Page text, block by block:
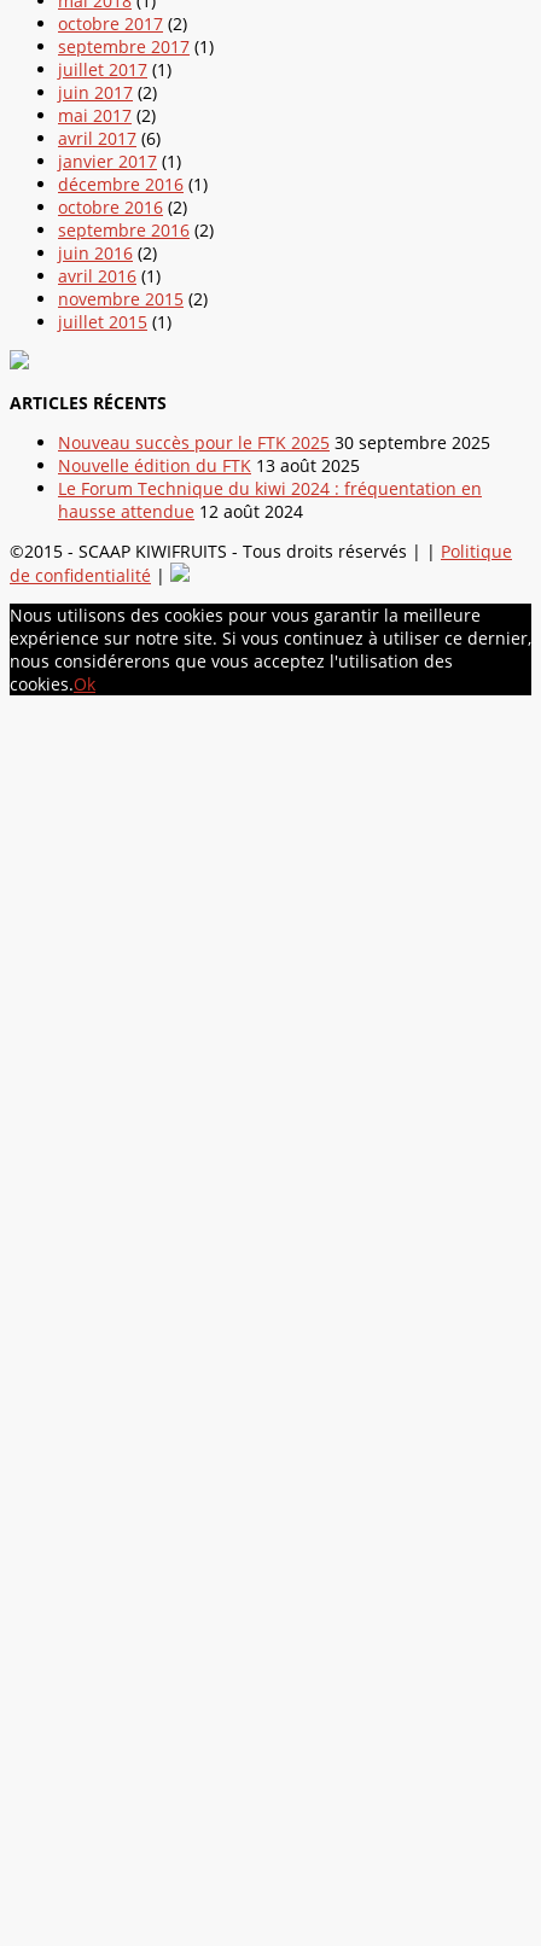
octobre 2017 (2)
septembre 2017 (1)
juillet 2017 (1)
juin 2017 (2)
mai 2017 (2)
avril 2017 (6)
janvier 2017 (1)
décembre 2016 (1)
octobre 2016 (2)
septembre 2016 (2)
juin 2016 (2)
avril 2016 (1)
novembre 2015 (2)
juillet 2015 (1)
ARTICLES RÉCENTS
Nouveau succès pour le FTK 2025 30 septembre 2025
Nouvelle édition du FTK 13 août 2025
Le Forum Technique du kiwi 2024 : fréquentation en
hausse attendue 12 août 2024
©2015 - SCAAP KIWIFRUITS - Tous droits réservés | | Politique
de confidentialité |
Nous utilisons des cookies pour vous garantir la meilleure
expérience sur notre site. Si vous continuez à utiliser ce dernier,
nous considérerons que vous acceptez l'utilisation des
cookies.Ok